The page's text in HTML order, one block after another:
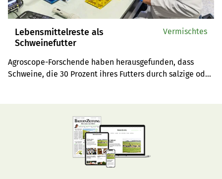
Lebensmittelreste als
Schweinefutter
Agroscope-Forschende haben herausgefunden, dass
Schweine, die 30 Prozent ihres Futters durch salzige oder
Vermischtes